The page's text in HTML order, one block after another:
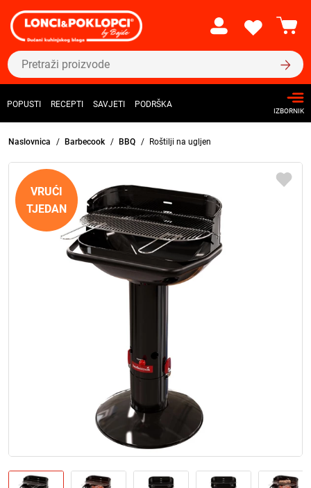
POPUSTI RECEPTI SAVJETI PODRŠKA
IZBORNIK
Naslovnica Barbecook BBQ Roštilji na ugljen
VRUĆI
TJEDAN